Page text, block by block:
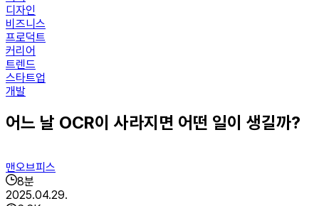
디자인
비즈니스
프로덕트
커리어
트렌드
스타트업
개발
어느 날 OCR이 사라지면 어떤 일이 생길까?
맨오브피스
8분
2025.04.29.